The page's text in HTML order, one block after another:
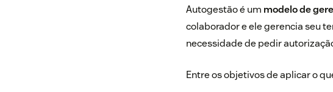
Autogestão é um modelo de
colaborador e ele gerencia seu
necessidade de pedir
Entre os objetivos de aplicar o